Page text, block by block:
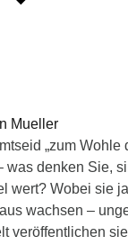
Mueller
„zum Wohle
was denken Sie,
wert? Wobei sie
wachsen –
veröffentlichen